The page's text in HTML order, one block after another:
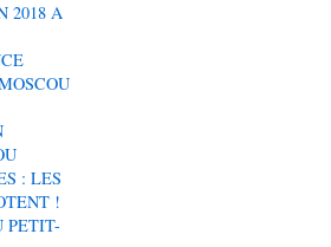
2018 A
: LES
!
PETIT-